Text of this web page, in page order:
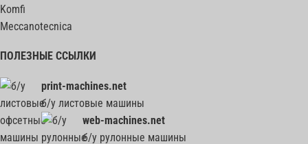
Komfi
Meccanotecnica
ПОЛЕЗНЫЕ ССЫЛКИ
print-machines.net
б/у листовые машины
web-machines.net
б/у рулонные машины